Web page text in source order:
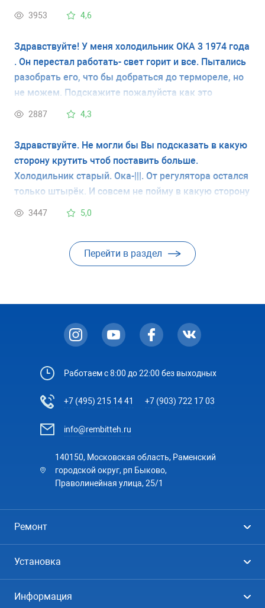
3953 4,6
Здравствуйте! У меня холодильник ОКА 3 1974 года
. Он перестал работать- свет горит и все. Пытались
разобрать его, что бы добраться до термореле, но
не можем. Подскажите пожалуйста как это
сделать, как разобрать холодильник ( двигатель
2887 4,3
Здравствуйте. Не могли бы Вы подсказать в какую
сторону крутить чтоб поставить больше.
Холодильник старый. Ока-|||. От регулятора остался
только штырёк. И совсем не пойму в какую сторону
крутить. За ранее благодарю.
3447 5,0
Перейти в раздел
Работаем с 8:00 до 22:00 без выходных
+7 (495) 215 14 41 +7 (903) 722 17 03
info@rembitteh.ru
140150, Московская область, Раменский
городской округ, рп Быково,
Праволинейная улица, 25/1
Ремонт
Посудомоечные машины
Установка
Информация